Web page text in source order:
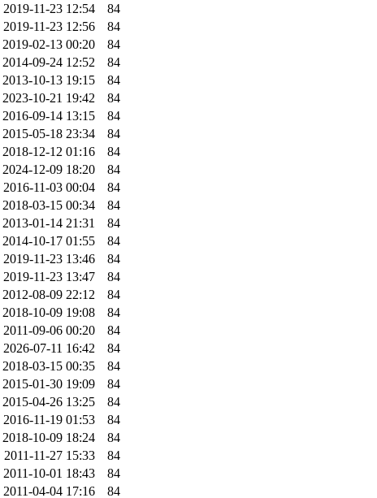
2019-11-23 12:54
84
2019-11-23 12:56
84
2019-02-13 00:20
84
2014-09-24 12:52
84
2013-10-13 19:15
84
2023-10-21 19:42
84
2016-09-14 13:15
84
2015-05-18 23:34
84
2018-12-12 01:16
84
2024-12-09 18:20
84
2016-11-03 00:04
84
2018-03-15 00:34
84
2013-01-14 21:31
84
2014-10-17 01:55
84
2019-11-23 13:46
84
2019-11-23 13:47
84
2012-08-09 22:12
84
2018-10-09 19:08
84
2011-09-06 00:20
84
2026-07-11 16:42
84
2018-03-15 00:35
84
2015-01-30 19:09
84
2015-04-26 13:25
84
2016-11-19 01:53
84
2018-10-09 18:24
84
2011-11-27 15:33
84
2011-10-01 18:43
84
2011-04-04 17:16 84